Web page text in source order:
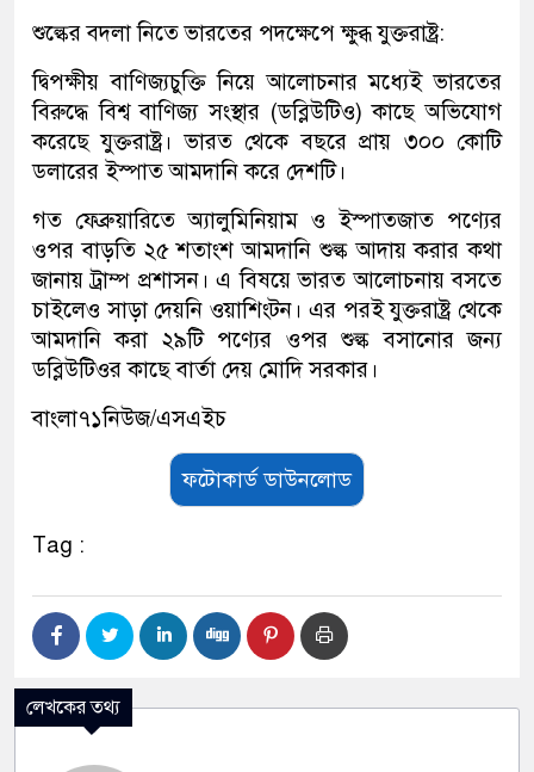
শুল্কের বদলা নিতে ভারতের পদক্ষেপে ক্ষুব্ধ যুক্তরাষ্ট্র:
দ্বিপক্ষীয় বাণিজ্যচুক্তি নিয়ে আলোচনার মধ্যেই ভারতের
বিরুদ্ধে বিশ্ব বাণিজ্য সংস্থার (ডব্লিউটিও) কাছে অভিযোগ
করেছে যুক্তরাষ্ট্র। ভারত থেকে বছরে প্রায় ৩০০ কোটি
ডলারের ইস্পাত আমদানি করে দেশটি।
গত ফেব্রুয়ারিতে অ্যালুমিনিয়াম ও ইস্পাতজাত পণ্যের
ওপর বাড়তি ২৫ শতাংশ আমদানি শুল্ক আদায় করার কথা
জানায় ট্রাম্প প্রশাসন। এ বিষয়ে ভারত আলোচনায় বসতে
চাইলেও সাড়া দেয়নি ওয়াশিংটন। এর পরই যুক্তরাষ্ট্র থেকে
আমদানি করা ২৯টি পণ্যের ওপর শুল্ক বসানোর জন্য
ডব্লিউটিওর কাছে বার্তা দেয় মোদি সরকার।
বাংলা৭১নিউজ/এসএইচ
ফটোকার্ড ডাউনলোড
Tag :
লেখকের তথ্য